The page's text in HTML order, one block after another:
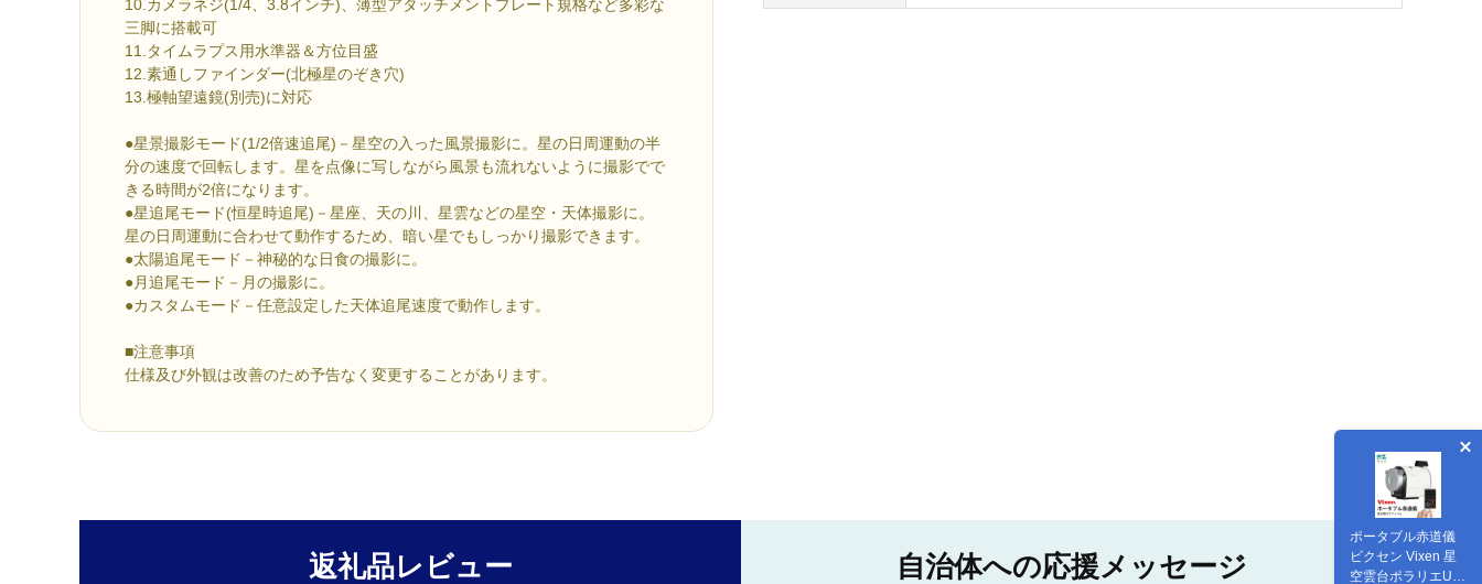
10.カメラネジ(1/4、3.8インチ)、薄型アタッチメントプレート規格など多彩な
三脚に搭載可
11.タイムラプス用水準器＆方位目盛
12.素通しファインダー(北極星のぞき穴)
13.極軸望遠鏡(別売)に対応
●星景撮影モード(1/2倍速追尾)－星空の入った風景撮影に。星の日周運動の半
分の速度で回転します。星を点像に写しながら風景も流れないように撮影でで
きる時間が2倍になります。
●星追尾モード(恒星時追尾)－星座、天の川、星雲などの星空・天体撮影に。
星の日周運動に合わせて動作するため、暗い星でもしっかり撮影できます。
●太陽追尾モード－神秘的な日食の撮影に。
●月追尾モード－月の撮影に。
●カスタムモード－任意設定した天体追尾速度で動作します。
■注意事項
仕様及び外観は改善のため予告なく変更することがあります。
ポータブル赤道儀
ビクセン Vixen 星
空雲台ポラリエU
返礼品レビュー 自治体への応援メッセージ